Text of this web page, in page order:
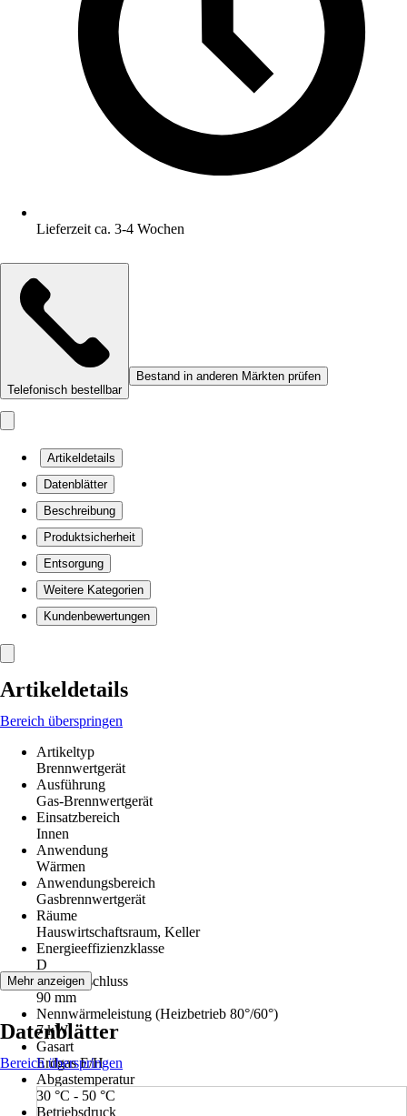
Lieferzeit ca. 3-4 Wochen
Telefonisch bestellbar
Bestand in anderen Märkten prüfen
Artikeldetails
Datenblätter
Beschreibung
Produktsicherheit
Entsorgung
Weitere Kategorien
Kundenbewertungen
Artikeldetails
Bereich überspringen
Artikeltyp
Brennwertgerät
Ausführung
Gas-Brennwertgerät
Einsatzbereich
Innen
Anwendung
Wärmen
Anwendungsbereich
Gasbrennwertgerät
Räume
Hauswirtschaftsraum, Keller
Energieeffizienzklasse
D
Abgasanschluss
90 mm
Nennwärmeleistung (Heizbetrieb 80°/60°)
7 kW
Gasart
Erdgas E/H
Abgastemperatur
30 °C - 50 °C
Betriebsdruck
Mehr anzeigen
Datenblätter
Bereich überspringen